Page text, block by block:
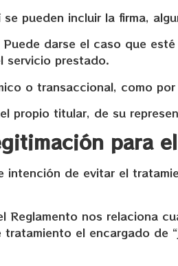
pueden incluir la firma,
darse el caso que
servicio prestado.
o transaccional, como
propio titular, de su
para
intención de evitar el
Reglamento nos relaciona
el encargado